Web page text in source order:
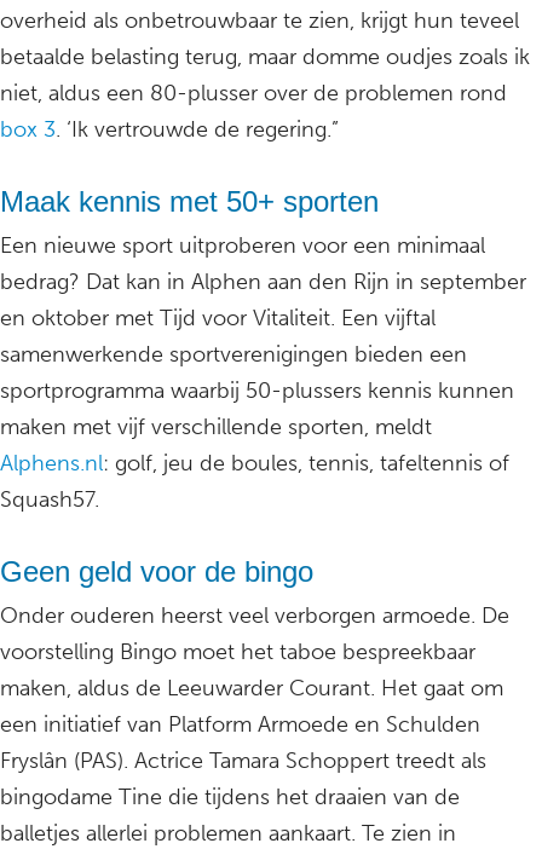
overheid als onbetrouwbaar te zien, krijgt hun teveel
betaalde belasting terug, maar domme oudjes zoals ik
niet, aldus een 80-plusser over de problemen rond
box 3. ‘Ik vertrouwde de regering.”
Maak kennis met 50+ sporten
Een nieuwe sport uitproberen voor een minimaal
bedrag? Dat kan in Alphen aan den Rijn in september
en oktober met Tijd voor Vitaliteit. Een vijftal
samenwerkende sportverenigingen bieden een
sportprogramma waarbij 50-plussers kennis kunnen
maken met vijf verschillende sporten, meldt
Alphens.nl: golf, jeu de boules, tennis, tafeltennis of
Squash57.
Geen geld voor de bingo
Onder ouderen heerst veel verborgen armoede. De
voorstelling Bingo moet het taboe bespreekbaar
maken, aldus de Leeuwarder Courant. Het gaat om
een initiatief van Platform Armoede en Schulden
Fryslân (PAS). Actrice Tamara Schoppert treedt als
bingodame Tine die tijdens het draaien van de
balletjes allerlei problemen aankaart. Te zien in